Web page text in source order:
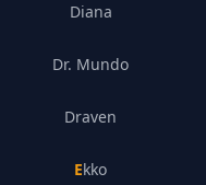
Diana
Dr. Mundo
Draven
Ekko